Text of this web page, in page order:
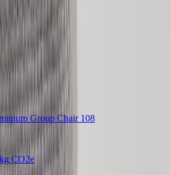
Group Chair 108
CO2e